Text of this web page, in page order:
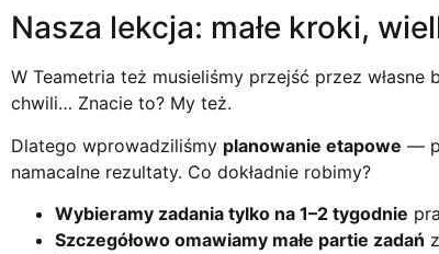
Nasza lekcja: małe kroki,
W Teametria też musieliśmy przejść przez
chwili… Znacie to? My też.
Dlatego wprowadziliśmy planowanie etapowe —
namacalne rezultaty. Co dokładnie robimy?
Wybieramy zadania tylko na 1–2 tygodnie
Szczegółowo omawiamy małe partie zadań